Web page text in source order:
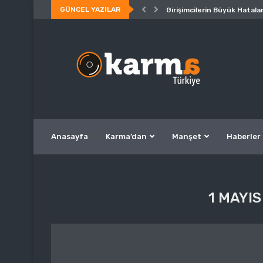
GÜNCEL YAZILAR Girişimcilerin Büyük
Anasayfa Karma’dan Manşet Haberler
1